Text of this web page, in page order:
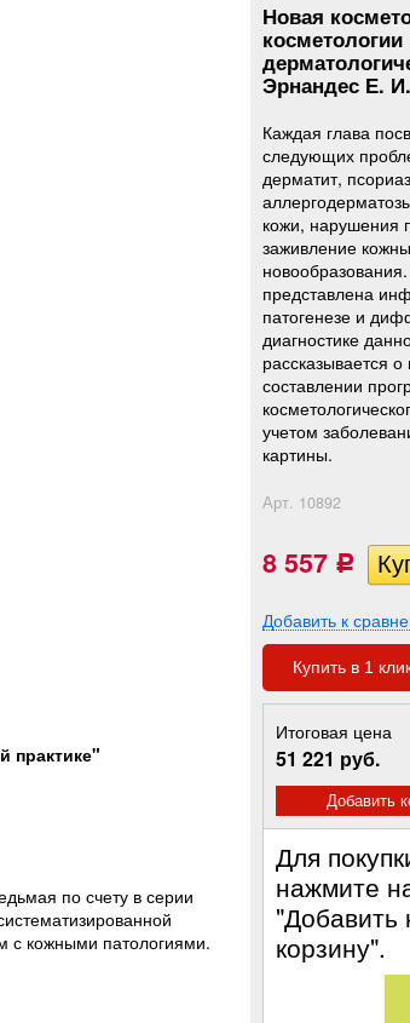
Новая
косметологии
Эрнандес Е. И.
Каждая глава
следующих
дерматит,
кожи, нарушения
заживление
представлена
патогенезе и
диагностике
рассказывается
составлении
учетом
картины.
Арт. 10892
8 557 Р
Добавить к
Купить в 1
Итоговая цена
51 221 руб.
Добавить
Для
нажмите
"Добавить
корзину".
практике"
по счету в серии
с кожными патологиями.